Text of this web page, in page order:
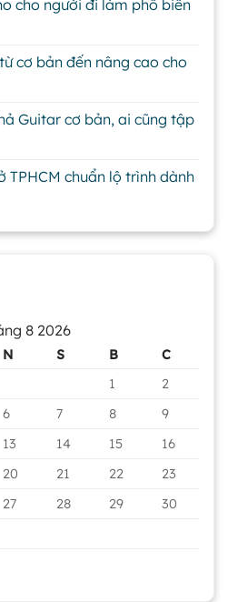
cho người đi làm phổ biến
cơ bản đến nâng cao cho
Guitar cơ bản, ai cũng tập
TPHCM chuẩn lộ trình dành
8 2026
N S B
C
1
2
6 7 8
9
13 14 15
16
20 21 22
23
27 28 29
30